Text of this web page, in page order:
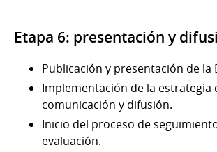
Etapa 6: presentación y
Publicación y presentación de la
Implementación de la estrategia
comunicación y difusión.
Inicio del proceso de
evaluación.